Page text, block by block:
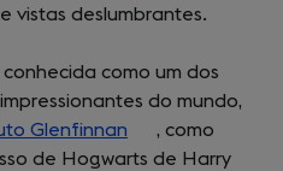
in
new
tab)
vistas deslumbrantes.
conhecida como um dos
do mundo,
Glenfinnan (opens
in
, como
de Hogwarts de Harry